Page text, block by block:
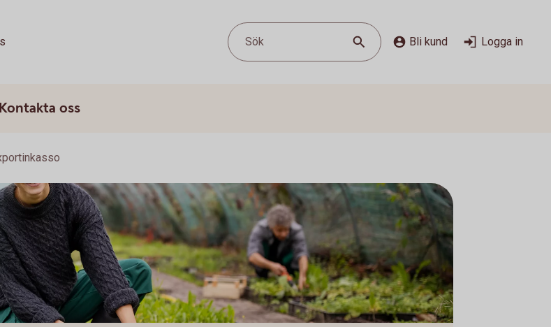
Sök Bli kund Logga in
Kontakta oss